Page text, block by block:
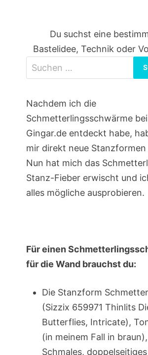
Du suchst eine
Bastelidee, Technik oder
nach:
Nachdem ich die
Schmetterlingsschwärme bei
Gingar.de entdeckt habe,
mir direkt neue
Nun hat mich das
Stanz-Fieber erwischt und
alles mögliche ausprobieren.
Für einen
für die Wand brauchst du:
Die Stanzform
(Sizzix 659971 Thinlits
Butterflies, Intricate),
(in meinem Fall in braun),
Schmales, doppelseitiges